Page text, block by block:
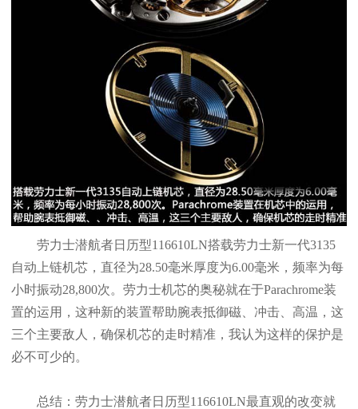
劳力士潜航者日历型116610LN搭载劳力士新一代3135
自动上链机芯，直径为28.50毫米厚度为6.00毫米，频率为每
小时振动28,800次。劳力士机芯的奥秘就在于Parachrome装
置的运用，这种新的装置帮助腕表抵御磁、冲击、高温，这
三个主要敌人，确保机芯的走时精准，我认为这样的保护是
必不可少的。
总结：劳力士潜航者日历型116610LN最直观的改变就